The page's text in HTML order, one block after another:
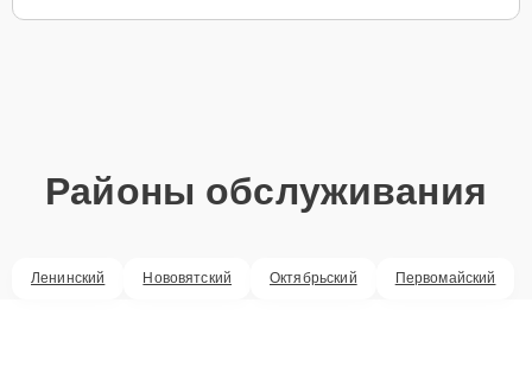
Районы обслуживания
Ленинский Нововятский Октябрьский Первомайский